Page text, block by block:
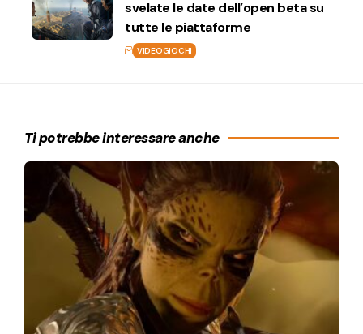
svelate le date dell’open beta su
tutte le piattaforme
VIDEOGIOCHI
Ti potrebbe interessare anche